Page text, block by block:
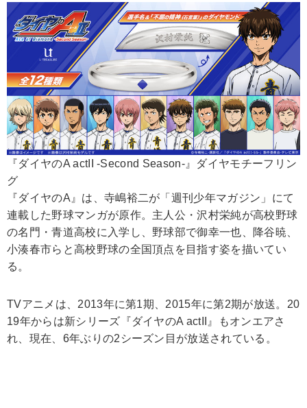
『ダイヤのA actII -Second Season-』ダイヤモチーフリン
グ
『ダイヤのA』は、寺嶋裕二が「週刊少年マガジン」にて
連載した野球マンガが原作。主人公・沢村栄純が高校野球
の名門・青道高校に入学し、野球部で御幸一也、降谷暁、
小湊春市らと高校野球の全国頂点を目指す姿を描いてい
る。
TVアニメは、2013年に第1期、2015年に第2期が放送。20
19年からは新シリーズ『ダイヤのA actII』もオンエアさ
れ、現在、6年ぶりの2シーズン目が放送されている。